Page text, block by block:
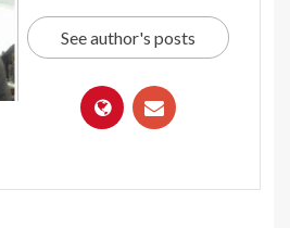
See author's posts